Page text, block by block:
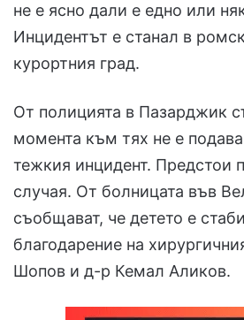
не е ясно дали е едно или
Инцидентът е станал в
курортния град.
От полицията в Пазарджик
момента към тях не е
тежкия инцидент. Предстои
случая. От болницата във
съобщават, че детето е
благодарение на
Шопов и д-р Кемал Аликов.